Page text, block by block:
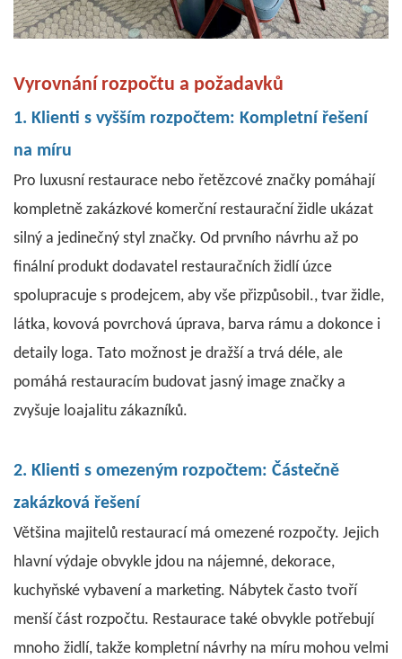
Vyrovnání rozpočtu a požadavků
1. Klienti s vyšším rozpočtem: Kompletní řešení
na míru
Pro luxusní restaurace nebo řetězcové značky pomáhají
kompletně zakázkové komerční restaurační židle ukázat
silný a jedinečný styl značky. Od prvního návrhu až po
finální produkt dodavatel restauračních židlí úzce
spolupracuje s prodejcem, aby vše přizpůsobil., tvar židle,
látka, kovová povrchová úprava, barva rámu a dokonce i
detaily loga. Tato možnost je dražší a trvá déle, ale
pomáhá restauracím budovat jasný image značky a
zvyšuje loajalitu zákazníků.
2. Klienti s omezeným rozpočtem: Částečně
zakázková řešení
Většina majitelů restaurací má omezené rozpočty. Jejich
hlavní výdaje obvykle jdou na nájemné, dekorace,
kuchyňské vybavení a marketing. Nábytek často tvoří
menší část rozpočtu. Restaurace také obvykle potřebují
mnoho židlí, takže kompletní návrhy na míru mohou velmi